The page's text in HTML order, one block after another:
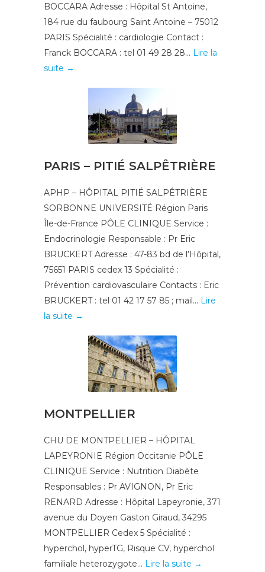
BOCCARA Adresse : Hôpital St Antoine,
184 rue du faubourg Saint Antoine – 75012
PARIS Spécialité : cardiologie Contact :
Franck BOCCARA : tel 01 49 28 28... Lire la
suite →
PARIS – PITIÉ SALPÊTRIÈRE
APHP – HÔPITAL PITIÉ SALPÊTRIÈRE
SORBONNE UNIVERSITÉ Région Paris
Île-de-France PÔLE CLINIQUE Service :
Endocrinologie Responsable : Pr Eric
BRUCKERT Adresse : 47-83 bd de l’Hôpital,
75651 PARIS cedex 13 Spécialité :
Prévention cardiovasculaire Contacts : Eric
BRUCKERT : tel 01 42 17 57 85 ; mail... Lire
la suite →
MONTPELLIER
CHU DE MONTPELLIER – HÔPITAL
LAPEYRONIE Région Occitanie PÔLE
CLINIQUE Service : Nutrition Diabète
Responsables : Pr AVIGNON, Pr Eric
RENARD Adresse : Hôpital Lapeyronie, 371
avenue du Doyen Gaston Giraud, 34295
MONTPELLIER Cedex 5 Spécialité :
hyperchol, hyperTG, Risque CV, hyperchol
familiale heterozygote... Lire la suite →